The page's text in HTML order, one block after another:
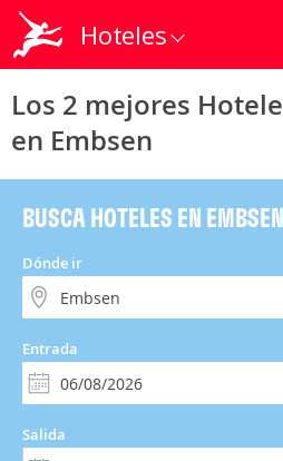
Hoteles
Los 2 mejores
en Embsen
BUSCA HOTELES EN EMBSEN
Dónde ir
Entrada
Salida